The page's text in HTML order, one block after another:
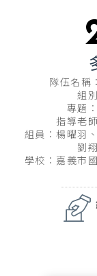
隊伍名稱
組
專題
指導老
組員：楊曜羽
劉
學校：嘉義市